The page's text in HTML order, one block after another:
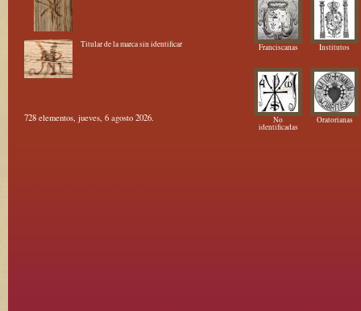
Titular de la marca sin identificar
728 elementos, jueves, 6 agosto 2026.
Franciscanas Institutos
No
identificadas
Oratorianas